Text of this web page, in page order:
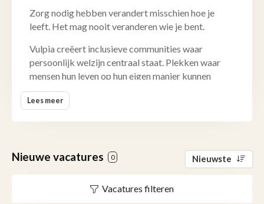
Zorg nodig hebben verandert misschien hoe je
leeft. Het mag nooit veranderen wie je bent.
Vulpia creëert inclusieve communities waar
persoonlijk welzijn centraal staat. Plekken waar
mensen hun leven op hun eigen manier kunnen
blijven leiden, met de juiste zorg, de vrijheid om
keuzes te maken en mensen om zich heen die ertoe
leven, zorg en welzijn samen in woonzorgcentra,
assistentiewoningen en kortverblijf in Vlaanderen,
3.000 collega's aan warme communities waar
Lees meer
Nieuwe vacatures 0 Nieuwste
Vacatures filteren